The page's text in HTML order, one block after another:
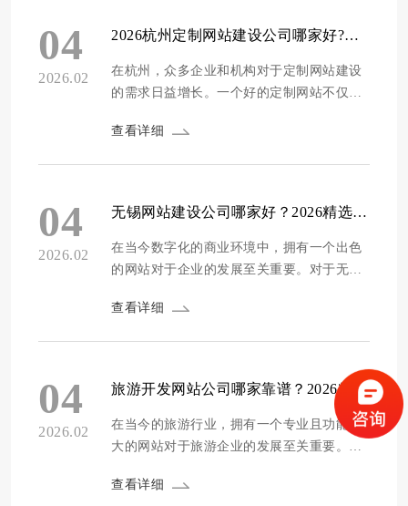
选择适合企业的本地建站伙伴，助力企业在
数字化浪潮中脱颖而出。 专业能力评估...
04
2026.02
2026杭州定制网站建设公司哪家好?精选十家专业高端建站服务商推荐
在杭州，众多企业和机构对于定制网站建设
的需求日益增长。一个好的定制网站不仅是
象、传递品牌价值、拓展业务渠道的重要工
家精选推荐十家这样的服务商，希望能为有
需求的企业和机构提供一些参考。 1. 方维网
络 - ...
查看详细
04
2026.02
无锡网站建设公司哪家好？2026精选十家专业靠谱的建站服务商推荐
在当今数字化的商业环境中，拥有一个出色
的网站对于企业的发展至关重要。对于无锡
公司是迈向成功的关键一步。一个好的网站
面对市场上众多的网站建设公司，如何做出
正确的选择成为了许多企业的难题。为了帮
助无锡...
查看详细
04
2026.02
旅游开发网站公司哪家靠谱？2026精选10家专业旅游建站服务商推荐
在当今的旅游行业，拥有一个专业且功能强
大的网站对于旅游企业的发展至关重要。一
务，还能吸引潜在客户，提升企业的品牌形
查看详细